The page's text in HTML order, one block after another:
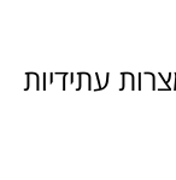
עתידיות